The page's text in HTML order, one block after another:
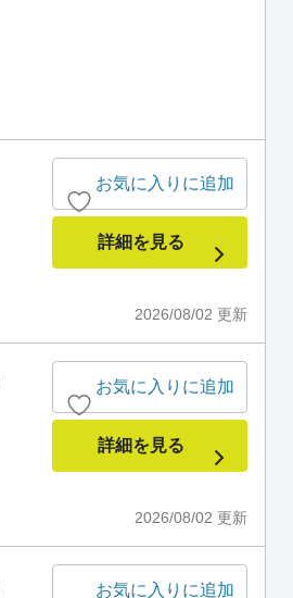
2026/08/02 更新
お気に入りに追加
詳細を見る
2026/08/02 更新
お気に入りに追加
詳細を見る
お気に入りに追加